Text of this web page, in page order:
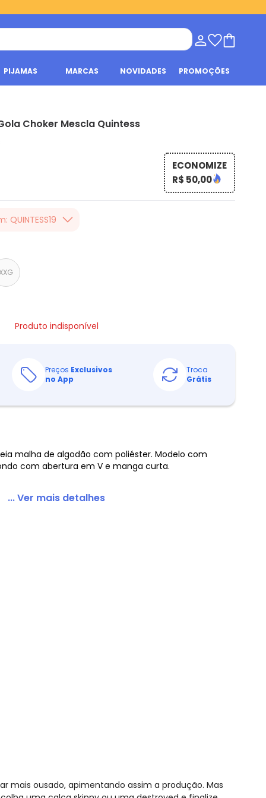
PIJAMAS MARCAS NOVIDADES PROMOÇÕES
Quintess
Choker Mescla Quintess
ECONOMIZE
R$ 50,00
QUINTESS19
valor, usando o
toda loja Quintess,
XXG
Produto indisponível
Preços Exclusivos
no App
Troca
Grátis
malha de algodão com poliéster. Modelo com
com abertura em V e manga curta.
... Ver mais detalhes
mais ousado, apimentando assim a produção. Mas